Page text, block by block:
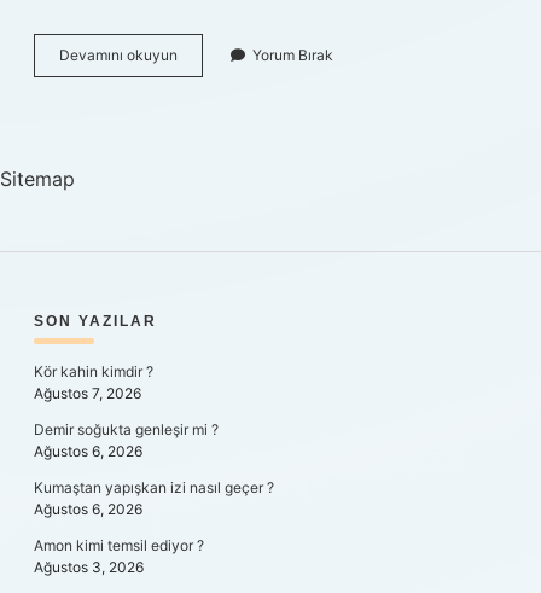
Devamını okuyun Ermeniler
Kimin
Yorum Bırak
Sitemap
SIDEBAR
SON YAZILAR
Kör kahin kimdir ?
Ağustos 7, 2026
Demir soğukta genleşir mi ?
Ağustos 6, 2026
Kumaştan yapışkan izi nasıl geçer ?
Ağustos 6, 2026
Amon kimi temsil ediyor ?
Ağustos 3, 2026